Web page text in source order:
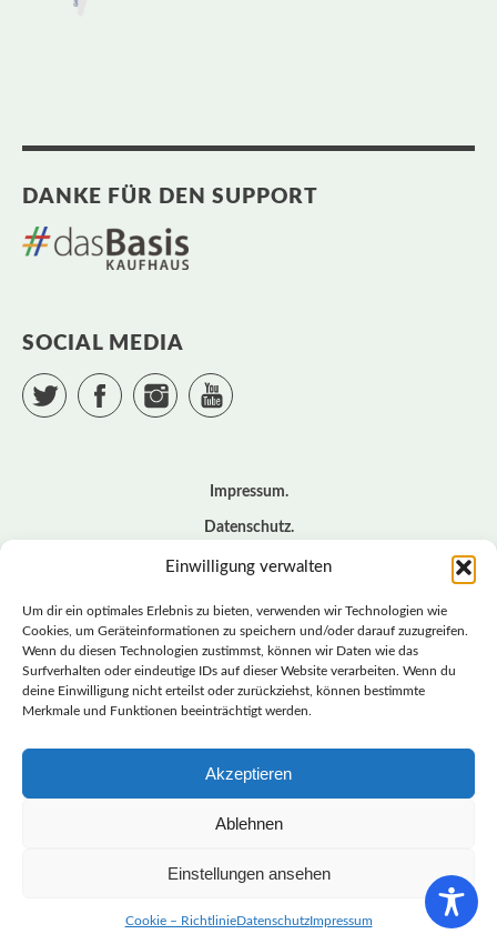
Einwilligung verwalten
Um dir ein optimales Erlebnis zu bieten, verwenden wir Technologien wie
Cookies, um Geräteinformationen zu speichern und/oder darauf zuzugreifen.
Wenn du diesen Technologien zustimmst, können wir Daten wie das
Surfverhalten oder eindeutige IDs auf dieser Website verarbeiten. Wenn du
deine Einwilligung nicht erteilst oder zurückziehst, können bestimmte
Merkmale und Funktionen beeinträchtigt werden.
Akzeptieren
Ablehnen
Einstellungen ansehen
Cookie – RichtlinieDatenschutzImpressum
DANKE FÜR DEN SUPPORT
SOCIAL MEDIA
Twitter Facebook Instagram
Impressum
Datenschutz
Cookie – Richtlinie (EU)
© BASISDEMOKRATISCHE PARTEI DEUTSCHLAND *
LANDESVERBAND SACHSEN
LANDESVERBAND
SACHSEN | DIEBASIS
BASISDEMOKRATISCHE PARTEI DEUTSCHLAND –